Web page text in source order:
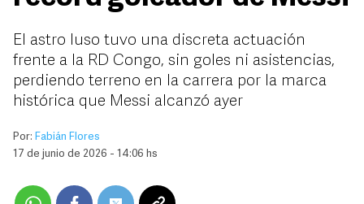
El astro luso tuvo una discreta actuación
frente a la RD Congo, sin goles ni asistencias,
perdiendo terreno en la carrera por la marca
histórica que Messi alcanzó ayer
Por: Fabián Flores
17 de junio de 2026 - 14:06 hs